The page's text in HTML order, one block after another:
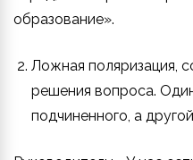
образование».
Ложная поляризация,
решения вопроса.
подчиненного, а